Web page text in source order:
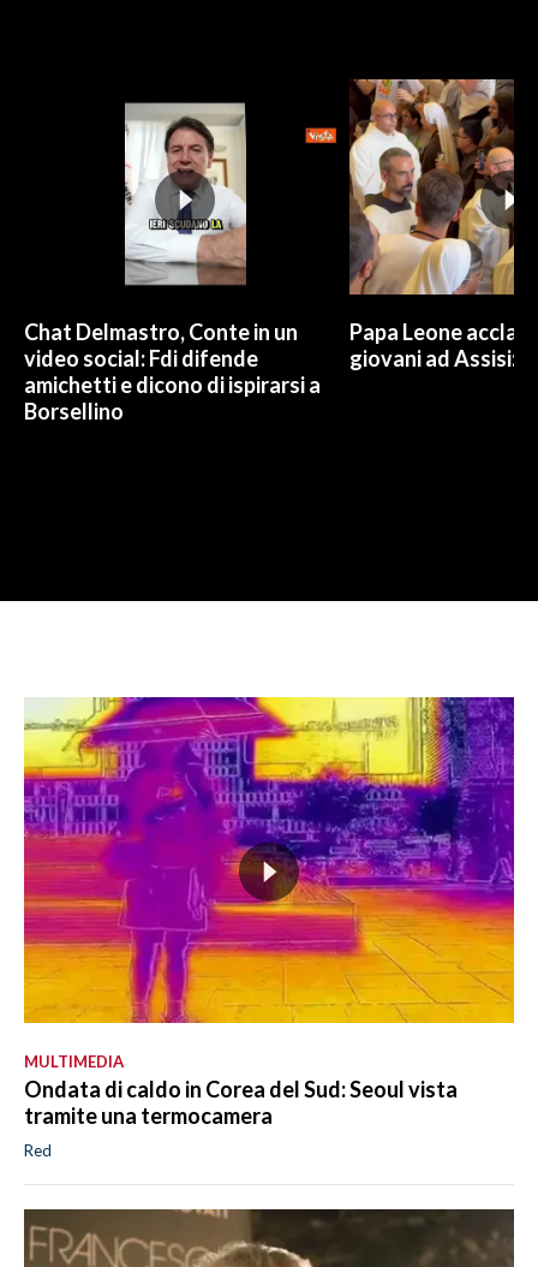
Chat Delmastro, Conte in un
video social: Fdi difende
amichetti e dicono di ispirarsi a
Borsellino
Papa Leone
giovani ad Assisi:
MULTIMEDIA
Ondata di caldo in Corea del Sud: Seoul vista
tramite una termocamera
Red